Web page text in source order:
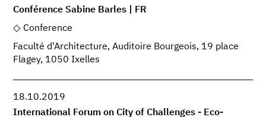
Conférence Sabine Barles | FR
Conference
Faculté d'Architecture, Auditoire Bourgeois, 19 place
Flagey, 1050 Ixelles
18.10.2019
International Forum on City of Challenges - Eco-